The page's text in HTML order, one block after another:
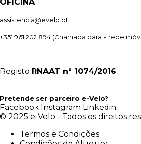
OFICINA
assistencia@evelo.pt
+351 961 202 894 (Chamada para a rede
Registo RNAAT nº 1074/2016
Pretende ser parceiro e-Velo?
Facebook Instagram Linkedin
© 2025 e-Velo - Todos os direitos
Termos e Condições